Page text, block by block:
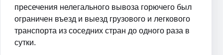
пресечения нелегального вывоза горючего был
ограничен въезд и выезд грузового и легкового
транспорта из соседних стран до одного раза в
сутки.